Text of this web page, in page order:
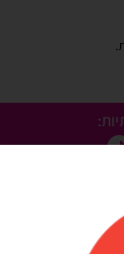
הנחה זו אינה
כמפורסם